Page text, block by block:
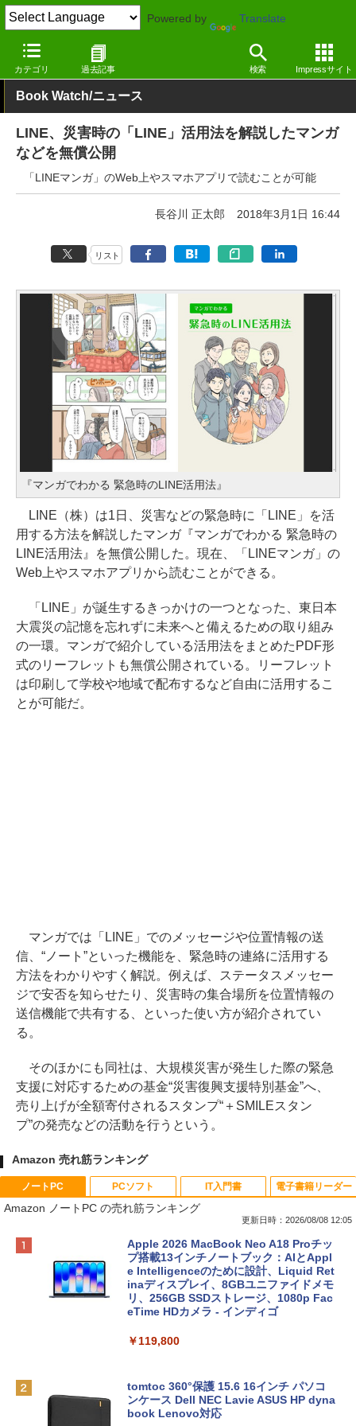
Powered by Translate
カテゴリ 過去記事 検索 Impressサイト
窓の杜 電子書籍・本
Book Watch/ニュース
LINE、災害時の「LINE」活用法を解説したマンガ
などを無償公開
「LINEマンガ」のWeb上やスマホアプリで読むことが可能
長谷川 正太郎 2018年3月1日 16:44
リスト
『マンガでわかる 緊急時のLINE活用法』
LINE（株）は1日、災害などの緊急時に「LINE」を活
用する方法を解説したマンガ『マンガでわかる 緊急時の
LINE活用法』を無償公開した。現在、「LINEマンガ」の
Web上やスマホアプリから読むことができる。
「LINE」が誕生するきっかけの一つとなった、東日本
大震災の記憶を忘れずに未来へと備えるための取り組み
の一環。マンガで紹介している活用法をまとめたPDF形
式のリーフレットも無償公開されている。リーフレット
は印刷して学校や地域で配布するなど自由に活用するこ
とが可能だ。
マンガでは「LINE」でのメッセージや位置情報の送
信、“ノート”といった機能を、緊急時の連絡に活用する
方法をわかりやすく解説。例えば、ステータスメッセー
ジで安否を知らせたり、災害時の集合場所を位置情報の
送信機能で共有する、といった使い方が紹介されてい
る。
そのほかにも同社は、大規模災害が発生した際の緊急
支援に対応するための基金“災害復興支援特別基金”へ、
売り上げが全額寄付されるスタンプ“＋SMILEスタン
プ”の発売などの活動を行うという。
Amazon 売れ筋ランキング
ノートPC
Amazon ノートPC の売れ筋ランキング
更新日時：2026/08/08 12:05
Apple 2026 MacBook Neo A18 Proチッ
プ搭載13インチノートブック：AIとAppl
e Intelligenceのために設計、Liquid Ret
inaディスプレイ、8GBユニファイドメモ
リ、256GB SSDストレージ、1080p Fac
eTime HDカメラ - インディゴ
￥119,800
tomtoc 360°保護 15.6 16インチ パソコ
ンケース Dell NEC Lavie ASUS HP dyna
book Lenovo対応
PCソフト IT入門書 電子書籍リーダー